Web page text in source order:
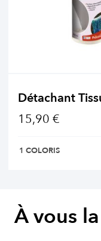
Détachant
15,90 €
1 COLORIS
À vous